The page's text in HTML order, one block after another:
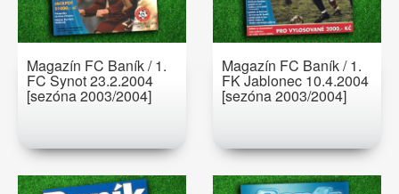
Magazín FC Baník / 1.
FC Synot 23.2.2004
[sezóna 2003/2004]
Magazín FC Baník / 1.
FK Jablonec 10.4.2004
[sezóna 2003/2004]